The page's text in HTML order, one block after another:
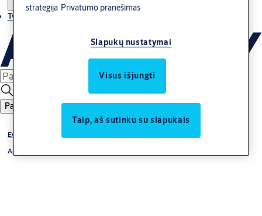
Tvarumas
Paieška
Evakuacinis išėjimo įrenginys
Apvadas PED
strategija Privatumo pranešimas
Slapukų nustatymai
Visus išjungti
Taip, aš sutinku su slapukais